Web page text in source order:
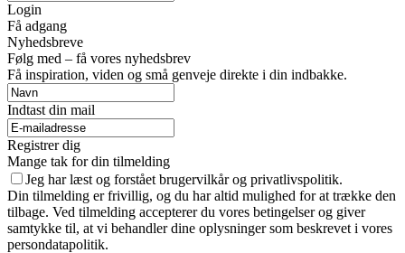
Login
Få adgang
Nyhedsbreve
Følg med – få vores nyhedsbrev
Få inspiration, viden og små genveje direkte i din indbakke.
Indtast din mail
Registrer dig
Mange tak for din tilmelding
Jeg har læst og forstået brugervilkår og privatlivspolitik.
Din tilmelding er frivillig, og du har altid mulighed for at trække den
tilbage. Ved tilmelding accepterer du vores betingelser og giver
samtykke til, at vi behandler dine oplysninger som beskrevet i vores
persondatapolitik.